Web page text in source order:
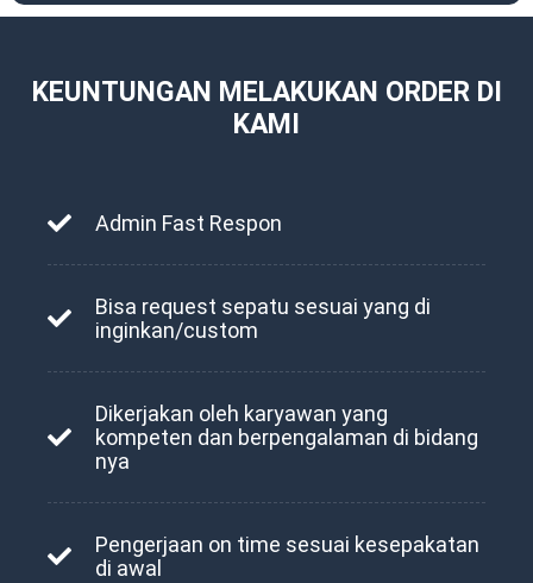
KEUNTUNGAN MELAKUKAN ORDER DI
KAMI
Admin Fast Respon
Bisa request sepatu sesuai yang di
inginkan/custom
Dikerjakan oleh karyawan yang
kompeten dan berpengalaman di bidang
nya
Pengerjaan on time sesuai kesepakatan
di awal